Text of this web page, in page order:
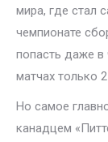
мира, где стал
чемпионате
попасть даже в
матчах только
Но самое
канадцем